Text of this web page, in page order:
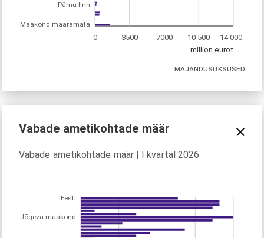
0 3500 7000 10 500
14 000
million eurot
Pärnu linn
Maakond määramata
MAJANDUSÜKSUSED
Vabade ametikohtade määr
Vabade ametikohtade määr | I kvartal 2026
Eesti
Jõgeva maakond